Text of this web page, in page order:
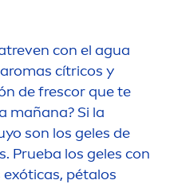
con el agua
cítricos y
de frescor que te
mañana? Si la
son los geles de
Prueba los geles con
pétalos